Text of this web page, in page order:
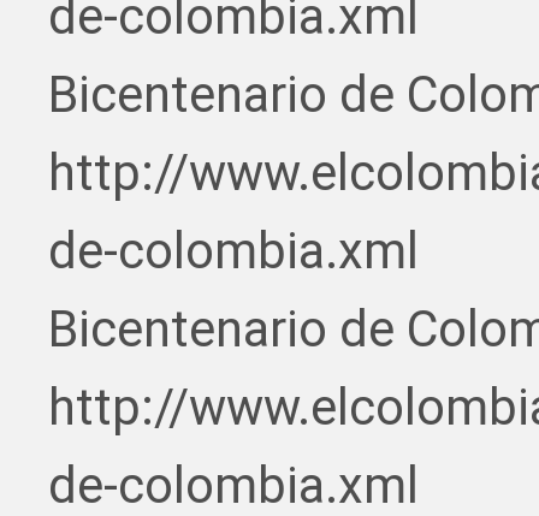
de-colombia.xml
Bicentenario de
http://
de-colombia.xml
Bicentenario de
http://
de-colombia.xml